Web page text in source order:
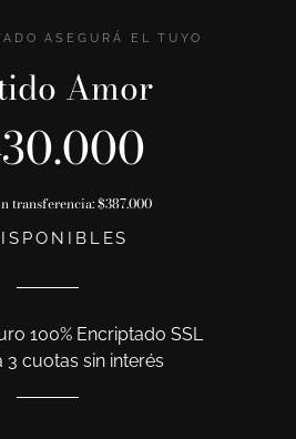
ASEGURÁ EL TUYO
Amor
transferencia:$387.000
100% Encriptado SSL
3 cuotas sin interés